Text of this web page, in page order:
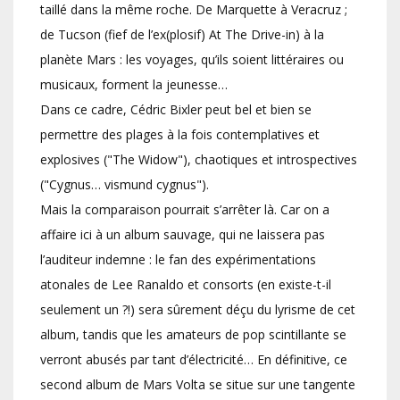
taillé dans la même roche. De Marquette à Veracruz ;
de Tucson (fief de l’ex(plosif) At The Drive-in) à la
planète Mars : les voyages, qu’ils soient littéraires ou
musicaux, forment la jeunesse…
Dans ce cadre, Cédric Bixler peut bel et bien se
permettre des plages à la fois contemplatives et
explosives ("The Widow"), chaotiques et introspectives
("Cygnus… vismund cygnus").
Mais la comparaison pourrait s’arrêter là. Car on a
affaire ici à un album sauvage, qui ne laissera pas
l’auditeur indemne : le fan des expérimentations
atonales de Lee Ranaldo et consorts (en existe-t-il
seulement un ?!) sera sûrement déçu du lyrisme de cet
album, tandis que les amateurs de pop scintillante se
verront abusés par tant d’électricité… En définitive, ce
second album de Mars Volta se situe sur une tangente